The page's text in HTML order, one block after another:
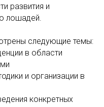
развития и
лошадей.
следующие темы:
в области
и организации в
конкретных